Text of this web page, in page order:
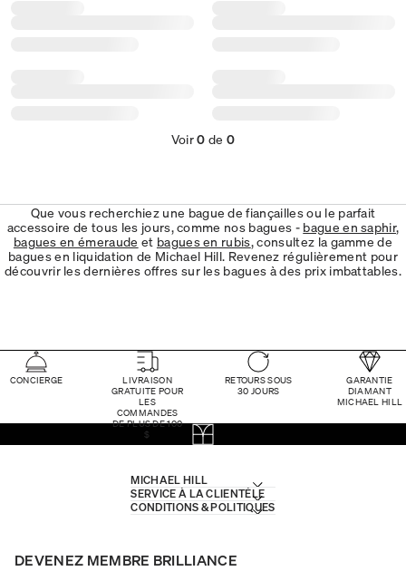
Voir0 de 0
Que vous recherchiez une bague de fiançailles ou le parfait
accessoire de tous les jours, comme nos bagues - bague en saphir,
bagues en émeraude et bagues en rubis, consultez la gamme de
bagues en liquidation de Michael Hill. Revenez régulièrement pour
découvrir les dernières offres sur les bagues à des prix imbattables.
CONCIERGE
LIVRAISON
GRATUITE POUR
LES
COMMANDES
DE PLUS DE 100
$
RETOURS SOUS
30 JOURS
GARANTIE
DIAMANT
MICHAEL HILL
MICHAEL HILL
SERVICE À LA CLIENTÈLE
CONDITIONS & POLITIQUES
DEVENEZ MEMBRE BRILLIANCE